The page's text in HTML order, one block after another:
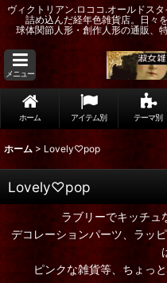
ヴィクトリアン.ロココ.オールドス
詰め込んだ経年色雑貨店。日々
球体関節人形・創作人形の通販、
メニュー
ホーム アイテム別 テーマ別
ホーム > Lovely♡pop
Lovely♡pop
ラブリーでキッチュ
デコレーションパーツ、ラッ
ピンクな雑貨等、ちょっ